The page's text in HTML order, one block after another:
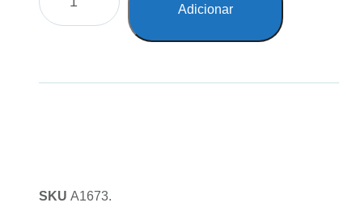
Adicionar
SKU A1673.